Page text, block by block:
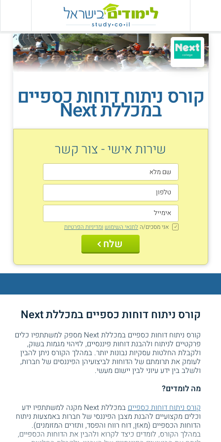
קורס ניתוח דוחות כספיים
במכללת Next
שירות אישי - צור קשר
אני מסכים/ה לתנאי השימוש ומדיניות הפרטיות
שלח
קורס ניתוח דוחות כספיים במכללת Next
קורס ניתוח דוחות כספיים במכללת Next מספק למשתתפיו כלים
פרקטיים לניתוח ולהבנת דוחות פיננסיים, לזיהוי מגמות בשוק,
ולקבלת החלטות עסקיות נבונות יותר. במהלך הקורס ניתן להבין
לעומק את תרומתם של הדוחות לביצועיהן הפיננסים של חברות,
ולשלב בין ידע עיוני לבין יישום מעשי.
מה לומדים?
קורס ניתוח דוחות כספיים
במכללת Next מקנה למשתתפיו ידע
וכלים מקצועיים להבנת מצבן הפיננסי של חברות באמצעות ניתוח
הדוחות הכספיים (מאזן, דוח רווח והפסד, ותזרים המזומנים).
במהלך הקורס, לומדים כיצד לקרוא ולהבין את הדוחות הכספיים,